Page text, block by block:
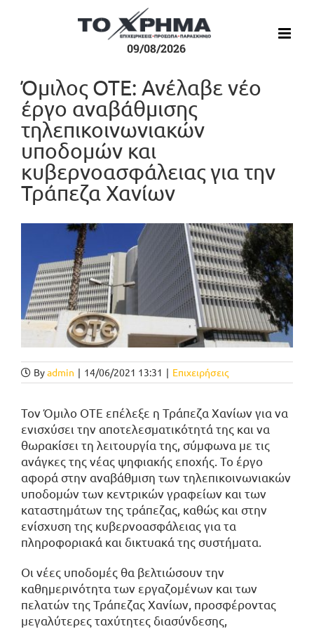
09/08/2026
Όμιλος ΟΤΕ: Ανέλαβε νέο
έργο αναβάθμισης
τηλεπικοινωνιακών
υποδομών και
κυβερνοασφάλειας για την
Τράπεζα Χανίων
Προβολή
μεγαλύτερης
εικόνας
Byadmin | 14/06/2021 13:31 | Επιχειρήσεις
Τον Όμιλο ΟΤΕ επέλεξε η Τράπεζα Χανίων για να
ενισχύσει την αποτελεσματικότητά της και να
θωρακίσει τη λειτουργία της, σύμφωνα με τις
ανάγκες της νέας ψηφιακής εποχής. Το έργο
αφορά στην αναβάθμιση των τηλεπικοινωνιακών
υποδομών των κεντρικών γραφείων και των
καταστημάτων της τράπεζας, καθώς και στην
ενίσχυση της κυβερνoασφάλειας για τα
πληροφοριακά και δικτυακά της συστήματα.
Οι νέες υποδομές θα βελτιώσουν την
καθημερινότητα των εργαζομένων και των
πελατών της Τράπεζας Χανίων, προσφέροντας
μεγαλύτερες ταχύτητες διασύνδεσης,